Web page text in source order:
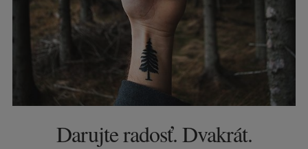
Darujte radosť. Dvakrát.